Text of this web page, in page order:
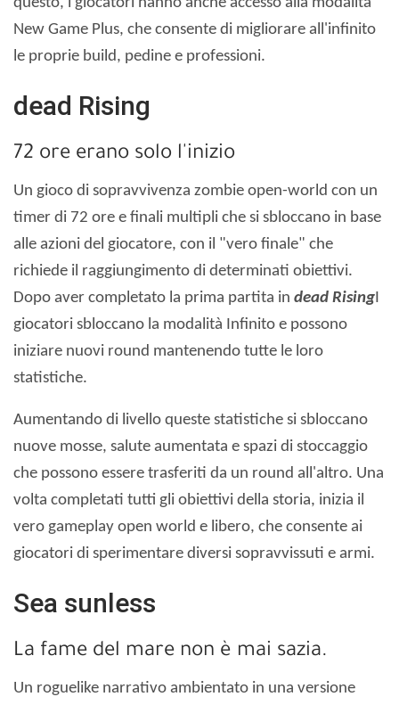
New Game Plus, che consente di migliorare all'infinito
le proprie build, pedine e professioni.
dead Rising
72 ore erano solo l'inizio
Un gioco di sopravvivenza zombie open-world con un
timer di 72 ore e finali multipli che si sbloccano in base
alle azioni del giocatore, con il "vero finale" che
richiede il raggiungimento di determinati obiettivi.
Dopo aver completato la prima partita in dead RisingI
giocatori sbloccano la modalità Infinito e possono
iniziare nuovi round mantenendo tutte le loro
statistiche.
Aumentando di livello queste statistiche si sbloccano
nuove mosse, salute aumentata e spazi di stoccaggio
che possono essere trasferiti da un round all'altro. Una
volta completati tutti gli obiettivi della storia, inizia il
vero gameplay open world e libero, che consente ai
giocatori di sperimentare diversi sopravvissuti e armi.
Sea sunless
La fame del mare non è mai sazia.
Un roguelike narrativo ambientato in una versione